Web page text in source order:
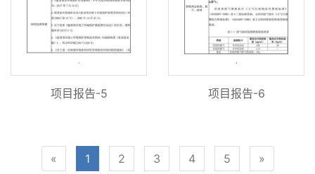
项目报告-5 项目报告-6
« 1 2 3 4 5 »